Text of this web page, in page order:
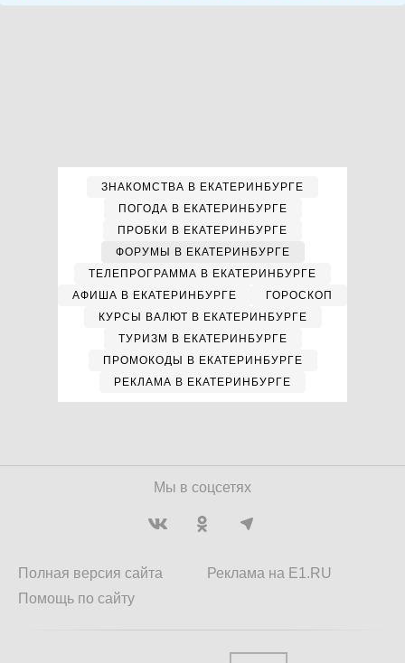
ЗНАКОМСТВА В ЕКАТЕРИНБУРГЕ
ПОГОДА В ЕКАТЕРИНБУРГЕ
ПРОБКИ В ЕКАТЕРИНБУРГЕ
ФОРУМЫ В ЕКАТЕРИНБУРГЕ
ТЕЛЕПРОГРАММА В ЕКАТЕРИНБУРГЕ
АФИША В ЕКАТЕРИНБУРГЕ
ГОРОСКОП
КУРСЫ ВАЛЮТ В ЕКАТЕРИНБУРГЕ
ТУРИЗМ В ЕКАТЕРИНБУРГЕ
ПРОМОКОДЫ В ЕКАТЕРИНБУРГЕ
РЕКЛАМА В ЕКАТЕРИНБУРГЕ
Мы в соцсетях
Полная версия сайта
Помощь по сайту
Реклама на E1.RU